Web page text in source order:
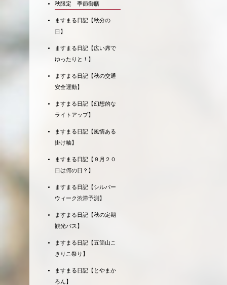
秋限定 季節御膳
ますまる日記【秋分の
日】
ますまる日記【広い席で
ゆったりと！】
ますまる日記【秋の交通
安全運動】
ますまる日記【幻想的な
ライトアップ】
ますまる日記【風情ある
掛け軸】
ますまる日記【９月２０
日は何の日？】
ますまる日記【シルバー
ウィーク渋滞予測】
ますまる日記【秋の定期
観光バス】
ますまる日記【五箇山こ
きりこ祭り】
ますまる日記【とやまか
ろん】